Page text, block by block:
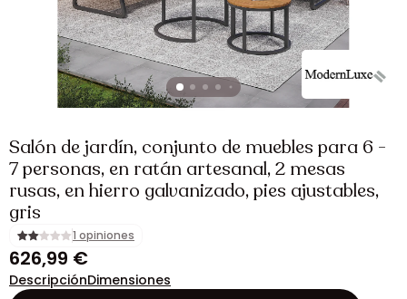
Salón de jardín, conjunto de muebles para 6 -
7 personas, en ratán artesanal, 2 mesas
rusas, en hierro galvanizado, pies ajustables,
gris
1 opiniones
626,99 €
DescripciónDimensiones